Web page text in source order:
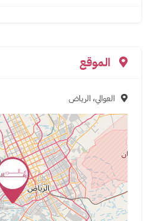
الموقع
العوالي، الرياض